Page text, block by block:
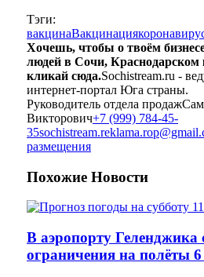
Тэги:
вакцинаВакцинация
Хочешь, чтобы о твоём
людей в Сочи, Краснодарском
кликай сюда.Sochistream.ru -
интернет-портал Юга страны.
Руководитель отдела продаж
Викторович+7 (999) 784-45-
35
размещения
Похожие Новости
В аэропорту Геленджика
ограничения на полёты 6